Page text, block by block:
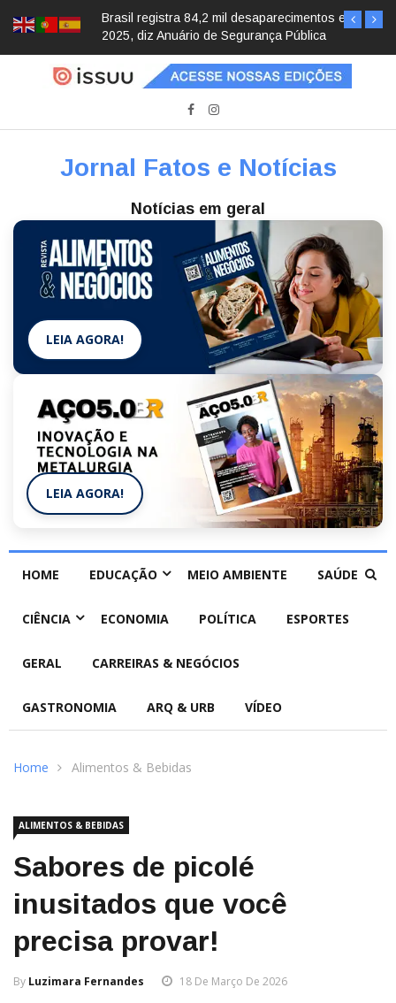
Brasil registra 84,2 mil desaparecimentos em
2025, diz Anuário de Segurança Pública
Jornal Fatos e Notícias
Notícias em geral
LEIA AGORA!
LEIA AGORA!
HOME EDUCAÇÃO MEIO AMBIENTE SAÚDE
CIÊNCIA ECONOMIA POLÍTICA ESPORTES
GERAL CARREIRAS & NEGÓCIOS
GASTRONOMIA ARQ & URB VÍDEO
Home Alimentos & Bebidas
ALIMENTOS & BEBIDAS
Sabores de picolé
inusitados que você
precisa provar!
By Luzimara Fernandes 18 De Março De 2026